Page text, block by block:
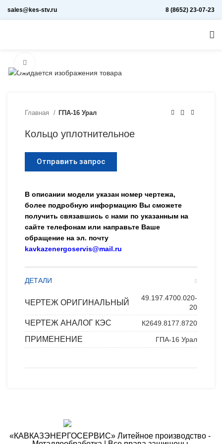
sales@kes-stv.ru 8 (8652) 23-07-23
Главная ГПА-16 Урал
Кольцо уплотнительное
Отправить запрос
В описании модели указан номер чертежа,
более подробную информацию Вы сможете
получить связавшись с нами по указанным на
сайте телефонам или направьте Ваше
обращение на эл. почту
kavkazenergoservis@mail.ru
ДЕТАЛИ
ЧЕРТЕЖ ОРИГИНАЛЬНЫЙ
49.197.4700.020-
20
ЧЕРТЕЖ АНАЛОГ КЭС К2649.8177.8720
ПРИМЕНЕНИЕ ГПА-16 Урал
«КАВКАЗЭНЕРГОСЕРВИС» ​Литейное производство - ​